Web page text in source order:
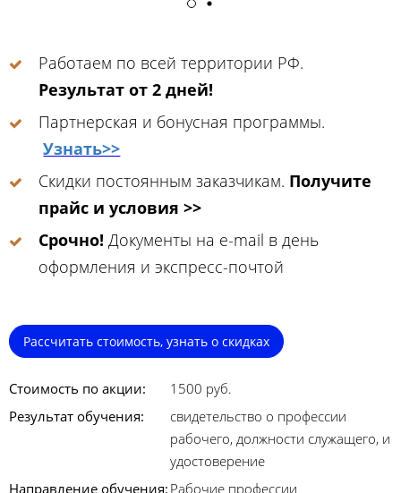
Работаем по всей территории РФ.
Результат от 2 дней!
Партнерская и бонусная программы.
Узнать>>
Скидки постоянным заказчикам. Получите
прайс и условия >>
Срочно! Документы на e-mail в день
оформления и экспресс-почтой
Рассчитать стоимость, узнать о скидках
Стоимость по акции:
1500 руб.
Результат обучения:
свидетельство о профессии
рабочего, должности служащего, и
удостоверение
Направление обучения: Рабочие профессии